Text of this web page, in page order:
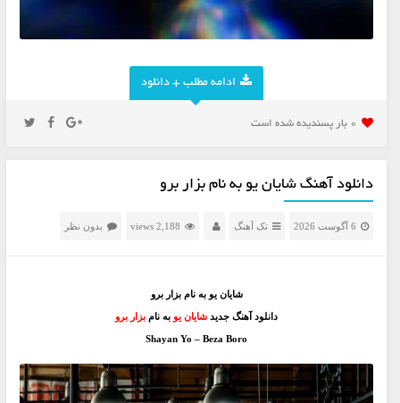
ادامه مطلب + دانلود
0 بار پسنديده شده است
دانلود آهنگ شایان یو به نام بزار برو
6 آگوست 2026 تک آهنگ 2,188 views بدون نظر
شایان یو به نام بزار برو
دانلود آهنگ جدیدشایان یو به نام بزار برو
Shayan Yo – Beza Boro